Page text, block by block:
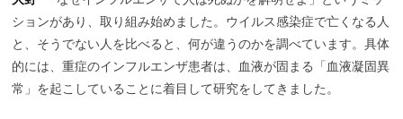
ションがあり、取り組み始めました。ウイルス感染症で亡くなる人
と、そうでない人を比べると、何が違うのかを調べています。具体
的には、重症のインフルエンザ患者は、血液が固まる「血液凝固異
常」を起こしていることに着目して研究をしてきました。